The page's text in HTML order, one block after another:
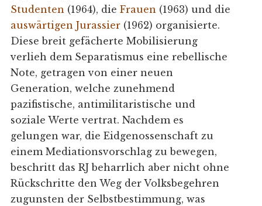
Studenten (1964), die Frauen (1963) und die
auswärtigen Jurassier(1962) organisierte.
Diese breit gefächerte Mobilisierung
verlieh dem Separatismus eine rebellische
Note, getragen von einer neuen
Generation, welche zunehmend
pazifistische, antimilitaristische und
soziale Werte vertrat. Nachdem es
gelungen war, die Eidgenossenschaft zu
einem Mediationsvorschlag zu bewegen,
beschritt das RJ beharrlich aber nicht ohne
Rückschritte den Weg der Volksbegehren
zugunsten der Selbstbestimmung, was